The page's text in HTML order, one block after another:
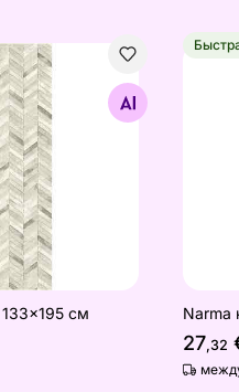
133x195 см
похожие
см Narma
27,32